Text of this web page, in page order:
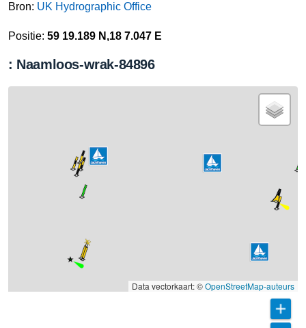
Bron: UK Hydrographic Office
Positie: 59 19.189 N,18 7.047 E
: Naamloos-wrak-84896
Data vectorkaart: ©OpenStreetMap-auteurs